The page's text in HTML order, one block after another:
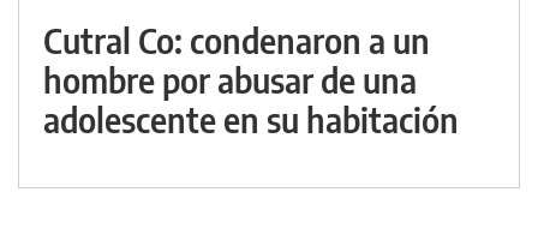
Cutral Co: condenaron a un
hombre por abusar de una
adolescente en su habitación